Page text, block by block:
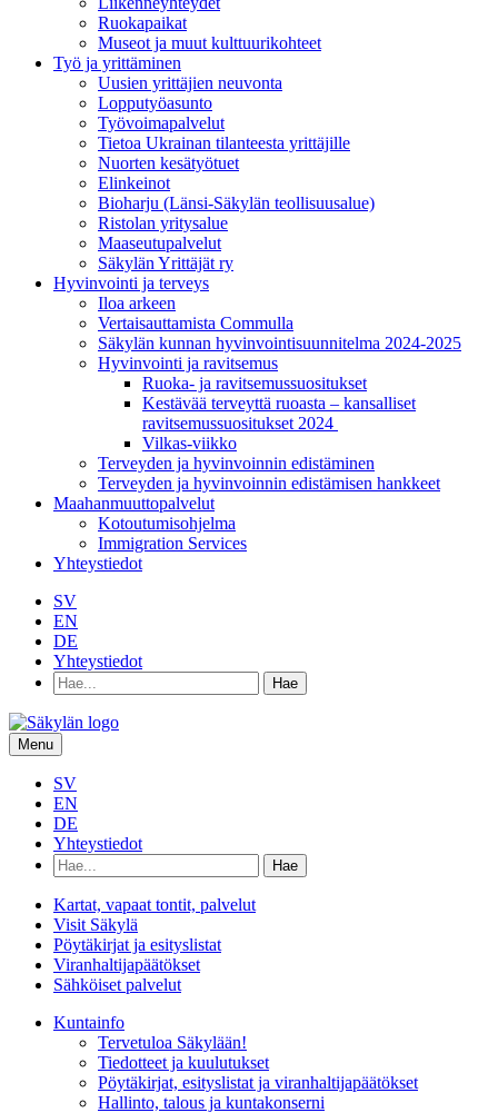
Ruokapaikat
Museot ja muut kulttuurikohteet
Työ ja yrittä­minen
Uusien yrittäjien neuvonta
Lopputyöasunto
Työvoimapalvelut
Tietoa Ukrainan tilanteesta yrittäjille
Nuorten kesätyötuet
Elinkeinot
Bioharju (Länsi-Säkylän teollisuusalue)
Ristolan yritysalue
Maaseutupalvelut
Säkylän Yrittäjät ry
Hyvinvointi ja terveys
Iloa arkeen
Vertaisauttamista Commulla
Säkylän kunnan hyvinvointisuunnitelma 2024-2025
Hyvinvointi ja ravitsemus
Ruoka- ja ravitsemussuositukset
Kestävää terveyttä ruoasta – kansalliset
ravitsemussuositukset 2024
Vilkas-viikko
Terveyden ja hyvinvoinnin edistäminen
Terveyden ja hyvinvoinnin edistämisen hankkeet
Maahanmuuttopalvelut
Kotoutumisohjelma
Immigration Services
Yhteystiedot
SV
EN
DE
Yhteystiedot
Hae
hakusanalla:
Menu
SV
EN
DE
Yhteystiedot
Hae
hakusanalla:
Kartat, vapaat tontit, palvelut
Visit Säkylä
Pöytäkirjat ja esityslistat
Viranhaltijapäätökset
Sähköiset palvelut
Kunta­info
Tervetuloa Säkylään!
Tiedotteet ja kuulutukset
Pöytäkirjat, esityslistat ja viranhaltijapäätökset
Hallinto, talous ja kuntakonserni